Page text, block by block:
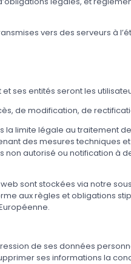
vers des serveurs à
ses entités seront les
de modification, de
la limite légale au traitement
des mesures techniques
non autorisé ou notification à
sont stockées via notre
aux règles et obligations
de ses données
ses informations la